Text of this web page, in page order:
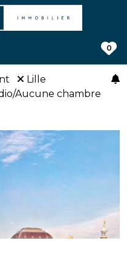
0
Lille
Aucune chambre